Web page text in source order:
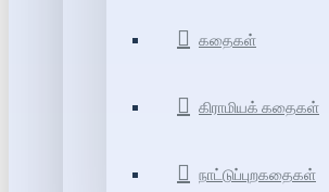
கதைகள்
கிராமியக் கதைகள்
நாட்டுப்புறகதைகள்